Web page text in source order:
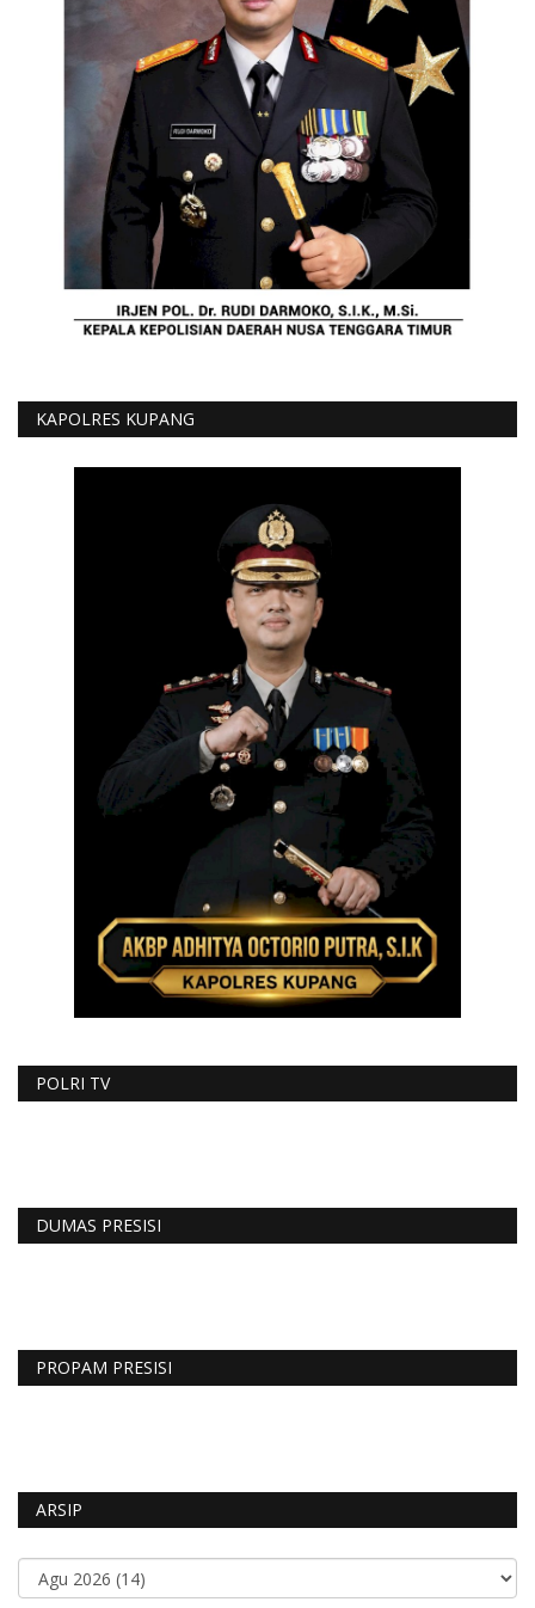
KAPOLRES KUPANG
POLRI TV
DUMAS PRESISI
PROPAM PRESISI
ARSIP